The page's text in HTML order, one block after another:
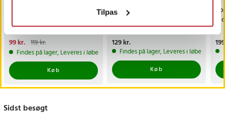
Tilpas
grebstræning
Nuværende pris
99 kr.Tidligere pris:119 kr.
99 kr. 119 kr.
Findes på lager, Leveres i løbet af 1-2 hverdage
Køb
Powerball
håndledstræner - Sort
Pris:129 kr.
129 kr.
Findes på lager, Leveres i løbet af 1-2
Køb
Sidst besøgt